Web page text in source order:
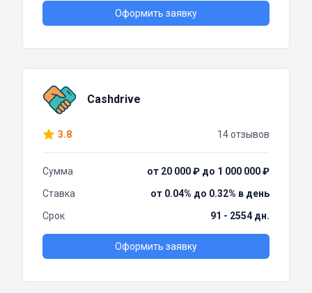
Оформить заявку
Cashdrive
3.8 14 отзывов
Сумма
от 20 000 ₽ до 1 000 000 ₽
Ставка
от 0.04% до 0.32% в день
Срок
91 - 2554 дн.
Оформить заявку